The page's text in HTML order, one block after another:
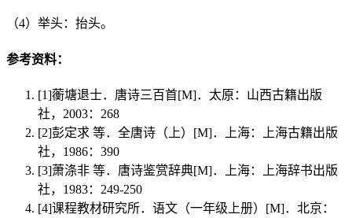
（4） 举头：抬头。
参考资料：
[1]蘅塘退士．唐诗三百首[M]．太原：山西古籍出版
社，2003：268
[2]彭定求 等．全唐诗（上）[M]．上海：上海古籍出版
社，1986：390
[3]萧涤非 等．唐诗鉴赏辞典[M]．上海：上海辞书出版
社，1983：249-250
[4]课程教材研究所．语文（一年级上册）[M]．北京：